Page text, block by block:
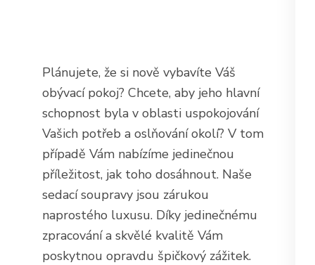
Plánujete, že si nově vybavíte Váš
obývací pokoj? Chcete, aby jeho hlavní
schopnost byla v oblasti uspokojování
Vašich potřeb a oslňování okolí? V tom
případě Vám nabízíme jedinečnou
příležitost, jak toho dosáhnout. Naše
sedací soupravy jsou zárukou
naprostého luxusu. Díky jedinečnému
zpracování a skvělé kvalitě Vám
poskytnou opravdu špičkový zážitek.